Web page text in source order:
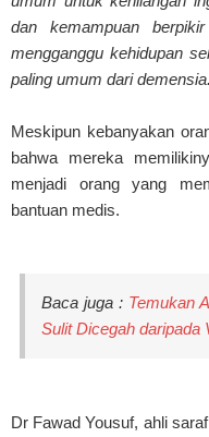
dan kemampuan
mengganggu kehidupan
paling umum dari demensia.
Meskipun kebanyakan
bahwa mereka
menjadi orang yang
bantuan medis.
Baca juga : Temukan
Sulit Dicegah daripada
Dr Fawad Yousuf, ahli